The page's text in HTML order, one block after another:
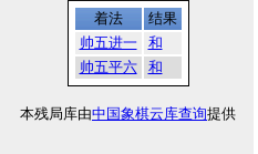
着法
结果
帅五进一
和
帅五平六
和
本残局库由中国象棋云库查询提供